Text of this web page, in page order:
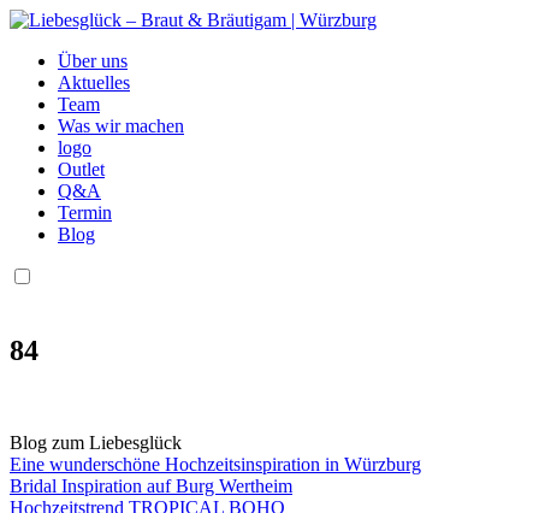
Über uns
Aktuelles
Team
Was wir machen
logo
Outlet
Q&A
Termin
Blog
84
Blog zum Liebesglück
Eine wunderschöne Hochzeitsinspiration in Würzburg
Bridal Inspiration auf Burg Wertheim
Hochzeitstrend TROPICAL BOHO